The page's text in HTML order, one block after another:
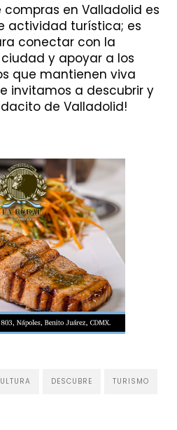
compras en Valladolid es
actividad turística; es
conectar con la
y apoyar a los
que mantienen viva
invitamos a descubrir y
de Valladolid!
DESCUBRE TURISMO